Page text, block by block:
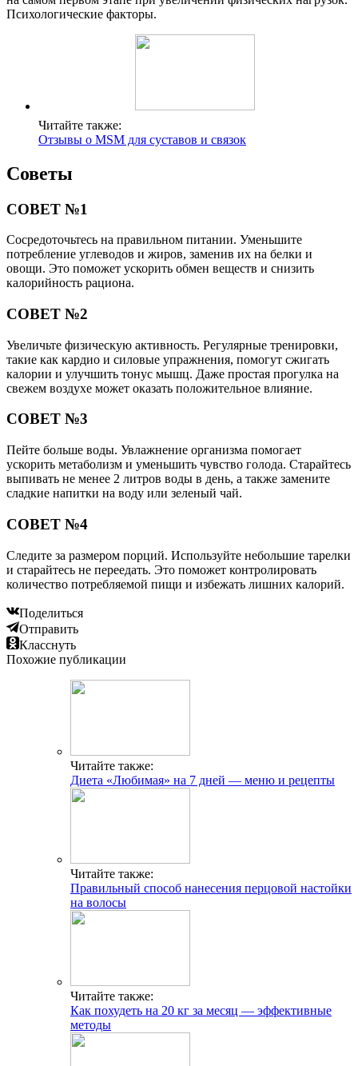
Психологические факторы.
Читайте также:
Отзывы о MSM для суставов и связок
Советы
СОВЕТ №1
Сосредоточьтесь на правильном питании. Уменьшите
потребление углеводов и жиров, заменив их на белки и
овощи. Это поможет ускорить обмен веществ и снизить
калорийность рациона.
СОВЕТ №2
Увеличьте физическую активность. Регулярные тренировки,
такие как кардио и силовые упражнения, помогут сжигать
калории и улучшить тонус мышц. Даже простая прогулка на
свежем воздухе может оказать положительное влияние.
СОВЕТ №3
Пейте больше воды. Увлажнение организма помогает
ускорить метаболизм и уменьшить чувство голода. Старайтесь
выпивать не менее 2 литров воды в день, а также замените
сладкие напитки на воду или зеленый чай.
СОВЕТ №4
Следите за размером порций. Используйте небольшие тарелки
и старайтесь не переедать. Это поможет контролировать
количество потребляемой пищи и избежать лишних калорий.
Поделиться
Отправить
Класснуть
Похожие публикации
Читайте также:
Диета «Любимая» на 7 дней — меню и рецепты
Читайте также:
Правильный способ нанесения перцовой настойки
на волосы
Читайте также:
Как похудеть на 20 кг за месяц — эффективные
методы